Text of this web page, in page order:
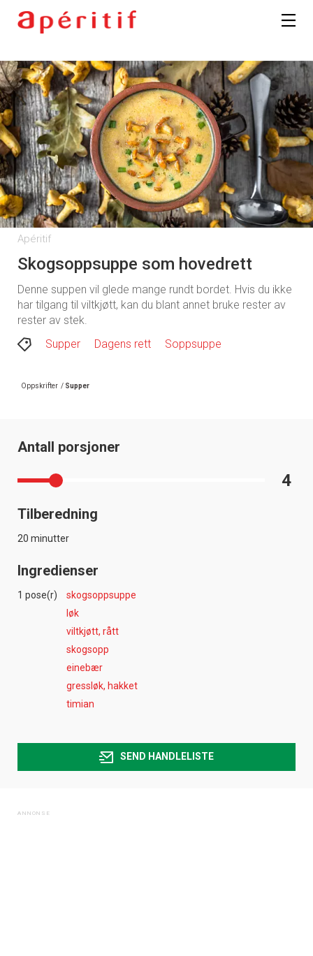
Apéritif
Skogsoppsuppe som hovedrett
Denne suppen vil glede mange rundt bordet. Hvis du ikke
har tilgang til viltkjøtt, kan du blant annet bruke rester av
rester av stek.
Supper
Dagens rett Soppsuppe
Oppskrifter / Supper
Antall porsjoner
4
Tilberedning
20 minutter
Ingredienser
1 pose(r)
skogsoppsuppe
løk
viltkjøtt, rått
skogsopp
einebær
gressløk, hakket
timian
SEND HANDLELISTE